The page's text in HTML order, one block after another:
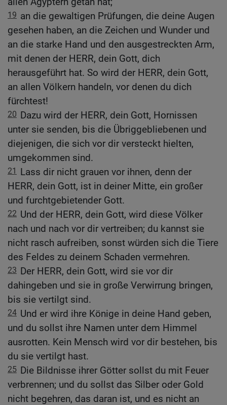
19 an die gewaltigen Prüfungen, die deine Augen
gesehen haben, an die Zeichen und Wunder und
an die starke Hand und den ausgestreckten Arm,
mit denen der HERR, dein Gott, dich
herausgeführt hat. So wird der HERR, dein Gott,
an allen Völkern handeln, vor denen du dich
fürchtest!
20 Dazu wird der HERR, dein Gott, Hornissen
unter sie senden, bis die Übriggebliebenen und
diejenigen, die sich vor dir versteckt hielten,
umgekommen sind.
21 Lass dir nicht grauen vor ihnen, denn der
HERR, dein Gott, ist in deiner Mitte, ein großer
und furchtgebietender Gott.
22 Und der HERR, dein Gott, wird diese Völker
nach und nach vor dir vertreiben; du kannst sie
nicht rasch aufreiben, sonst würden sich die Tiere
des Feldes zu deinem Schaden vermehren.
23 Der HERR, dein Gott, wird sie vor dir
dahingeben und sie in große Verwirrung bringen,
bis sie vertilgt sind.
24 Und er wird ihre Könige in deine Hand geben,
und du sollst ihre Namen unter dem Himmel
ausrotten. Kein Mensch wird vor dir bestehen, bis
du sie vertilgt hast.
25 Die Bildnisse ihrer Götter sollst du mit Feuer
verbrennen; und du sollst das Silber oder Gold
nicht begehren, das daran ist, und es nicht an